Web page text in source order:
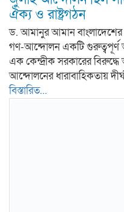
ঐক্য ও রাষ্ট্রগঠন
ড. আমানুর আমান
গণ-আন্দোলন একটি গুরুত্বপূর্ণ
এক কেন্দ্রীক সরকারের
আন্দোলনের ধারাবাহিকতায়
বিস্তারিত...